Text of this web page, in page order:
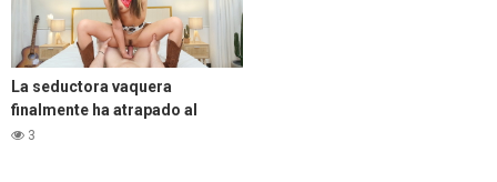
La seductora vaquera
finalmente ha atrapado al
hombre adecuado para su
3